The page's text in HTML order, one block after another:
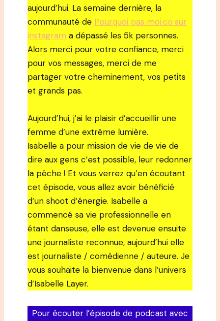
aujourd’hui. La semaine dernière, la
communauté de Pourquoi pas moi.co sur
instagram a dépassé les 5k personnes.
Alors merci pour votre confiance, merci
pour vos messages, merci de me
partager votre cheminement, vos petits
et grands pas.
Aujourd’hui, j’ai le plaisir d’accueillir une
femme d’une extrême lumière.
Isabelle a pour mission de vie de vie de
dire aux gens c’est possible, leur redonner
la pêche ! Et vous verrez qu’en écoutant
cet épisode, vous allez avoir bénéficié
d’un shoot d’énergie. Isabelle a
commencé sa vie professionnelle en
étant danseuse, elle est devenue ensuite
une journaliste reconnue, aujourd’hui elle
est journaliste / comédienne / auteure. Je
vous souhaite la bienvenue dans l’univers
d’Isabelle Layer.
Pour écouter l’épisode de podcast avec